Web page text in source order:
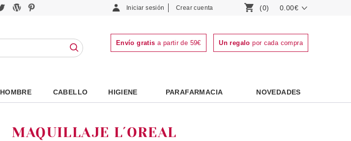
Iniciar sesión Crear cuenta (0) 0.00€
Envío gratis a partir de 59€ Un regalo por cada compra
HOMBRE CABELLO HIGIENE PARAFARMACIA NOVEDADES
MAQUILLAJE L´OREAL